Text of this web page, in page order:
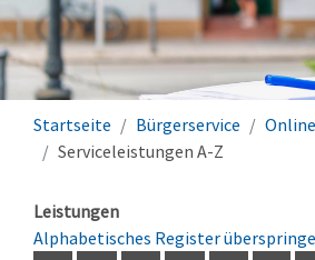
Startseite Bürgerservice
Serviceleistungen A-Z
Leistungen
Alphabetisches Register